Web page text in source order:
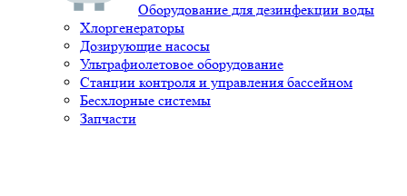
Оборудование для дезинфекции воды
Хлоргенераторы
Дозирующие насосы
Ультрафиолетовое оборудование
Станции контроля и управления бассейном
Бесхлорные системы
Запчасти